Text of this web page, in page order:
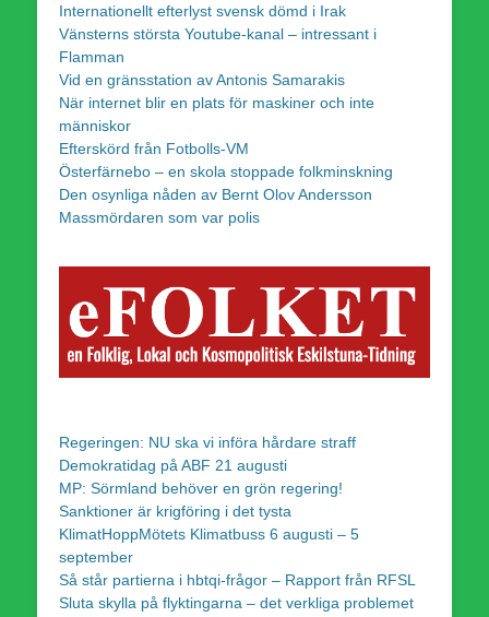
Internationellt efterlyst svensk dömd i Irak
Vänsterns största Youtube-kanal – intressant i
Flamman
Vid en gränsstation av Antonis Samarakis
När internet blir en plats för maskiner och inte
människor
Efterskörd från Fotbolls-VM
Österfärnebo – en skola stoppade folkminskning
Den osynliga nåden av Bernt Olov Andersson
Massmördaren som var polis
Regeringen: NU ska vi införa hårdare straff
Demokratidag på ABF 21 augusti
MP: Sörmland behöver en grön regering!
Sanktioner är krigföring i det tysta
KlimatHoppMötets Klimatbuss 6 augusti – 5
september
Så står partierna i hbtqi-frågor – Rapport från RFSL
Sluta skylla på flyktingarna – det verkliga problemet